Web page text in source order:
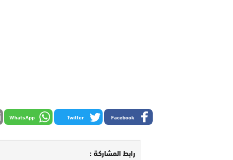
Facebook
Twitter
WhatsApp
رابط المشاركة :